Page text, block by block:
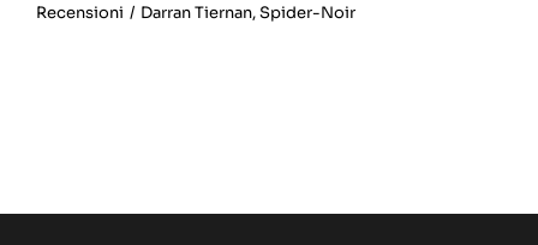
Recensioni / Darran Tiernan,Spider-Noir